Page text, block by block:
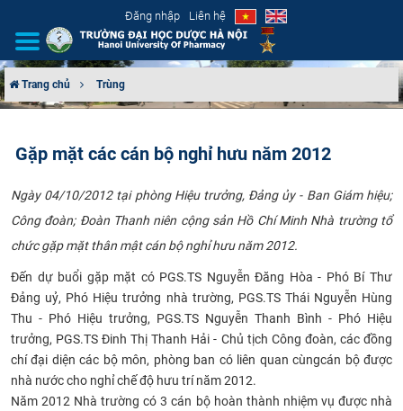
Đăng nhập Liên hệ
CƠ CẤU TỔ CHỨC
TUYỂN SINH
ĐÀO TẠO
ĐẢM BẢO CHẤT LƯỢNG
KHOA HỌC CÔNG NGHỆ
HTQT
Trang chủ Trùng
Gặp mặt các cán bộ nghỉ hưu năm 2012
​Ngày 04/10/2012 tại phòng Hiệu trưởng, Đảng ủy - Ban Giám hiệu;
Công đoàn; Đoàn Thanh niên cộng sản Hồ Chí Minh Nhà trường tổ
chức gặp mặt thân mật cán bộ nghỉ hưu năm 2012.
Đến dự buổi gặp mặt có PGS.TS Nguyễn Đăng Hòa - Phó Bí Thư
Đảng uỷ, Phó Hiệu trưởng nhà trường, PGS.TS Thái Nguyễn Hùng
Thu - Phó Hiệu trưởng, PGS.TS Nguyễn Thanh Bình - Phó Hiệu
trưởng, PGS.TS Đinh Thị Thanh Hải - Chủ tịch Công đoàn, các đồng
chí đại diện các bộ môn, phòng ban có liên quan cùngcán bộ được
nhà nước cho nghỉ chế độ hưu trí năm 2012.
Năm 2012 Nhà trường có 3 cán bộ hoàn thành nhiệm vụ được nhà